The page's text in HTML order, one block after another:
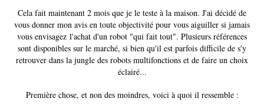
Cela fait maintenant 2 mois que je le teste à la maison. J'ai décidé de
vous donner mon avis en toute objectivité pour vous aiguiller si jamais
vous envisagez l'achat d'un robot "qui fait tout". Plusieurs références
sont disponibles sur le marché, si bien qu'il est parfois difficile de s'y
retrouver dans la jungle des robots multifonctions et de faire un choix
éclairé...
Première chose, et non des moindres, voici à quoi il ressemble :